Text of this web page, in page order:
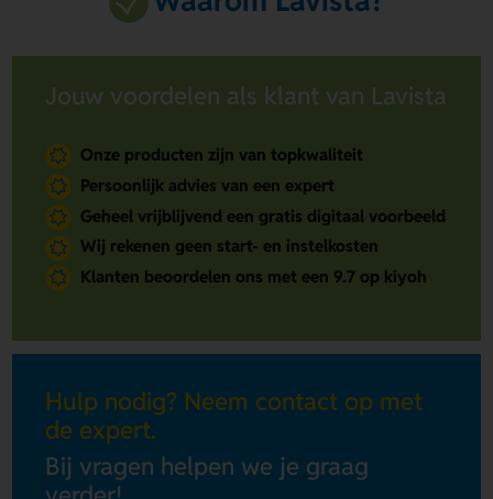
Jouw voordelen als klant van Lavista
Onze producten zijn van topkwaliteit
Persoonlijk advies van een expert
Geheel vrijblijvend een gratis digitaal voorbeeld
Wij rekenen geen start- en instelkosten
Klanten beoordelen ons met een 9.7 op kiyoh
Hulp nodig? Neem contact op met
de expert.
Bij vragen helpen we je graag